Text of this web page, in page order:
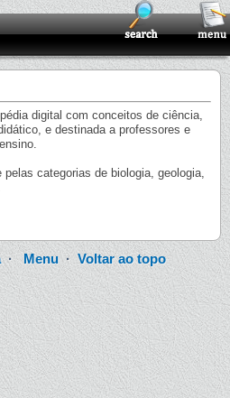
digital com conceitos de ciência,
e destinada a professores e
categorias de biologia, geologia,
·Menu · Voltar ao topo